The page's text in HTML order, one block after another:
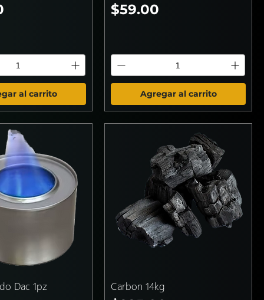
al carrito
Precio
$59.00
Agregar al carrito
Dac 1pz Carbon 14kg